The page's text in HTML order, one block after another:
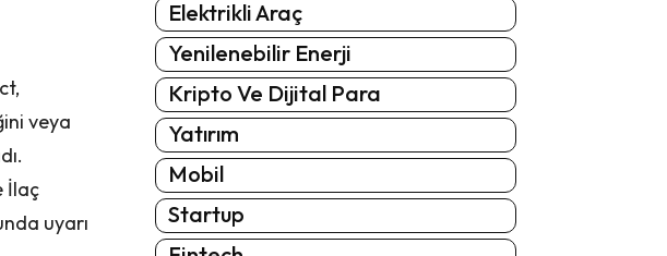
veya
İlaç
uyarı
Elektrikli Araç
Yenilenebilir Enerji
Kripto Ve Dijital Para
Yatırım
Mobil
Startup